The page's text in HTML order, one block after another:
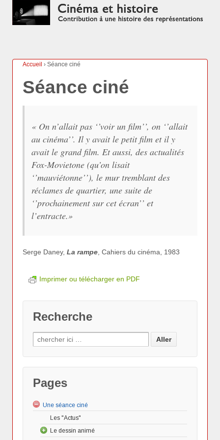
Accueil › Séance ciné
Séance ciné
« On n’allait pas ‘’voir un film’’, on ‘’allait
au cinéma’’. Il y avait le petit film et il y
avait le grand film. Et aussi, des actualités
Fox-Movietone (qu’on lisait
‘’mauviétonne’’), le mur tremblant des
réclames de quartier, une suite de
‘’prochainement sur cet écran’’ et
l’entracte.»
Serge Daney, La rampe , Cahiers du cinéma, 1983
Imprimer ou télécharger en PDF
Recherche
Pages
Une séance ciné
Les "Actus"
Le dessin animé